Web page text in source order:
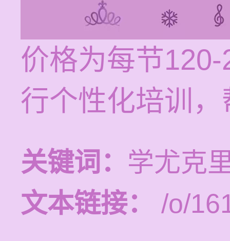
价格为每节
行个性化培训
关键词： 学尤克
文本链接：
/o/